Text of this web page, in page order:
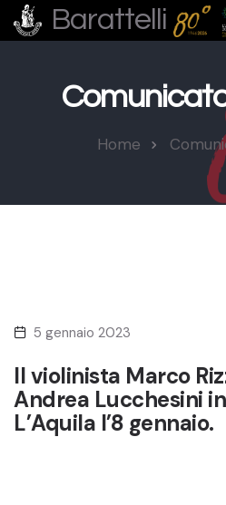
Barattelli
Home
5 gennaio 2023
Il violinista Marco
Andrea Lucchesini
L’Aquila l’8 gennaio.